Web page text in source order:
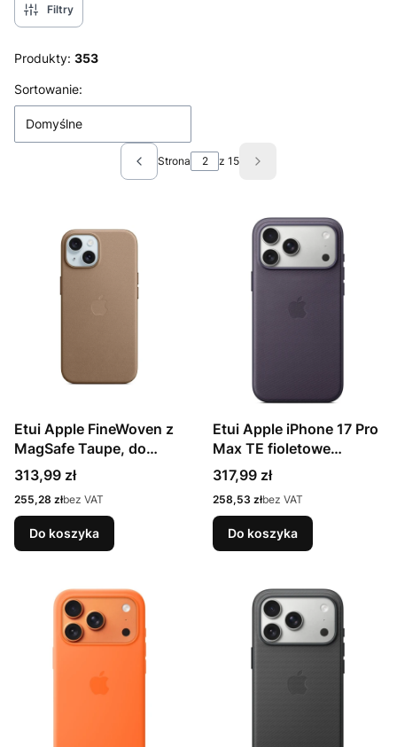
Filtry
Produkty: 353
Lista produktów
Sortowanie:
Domyślne
Poprzednie produkty
Strona z 15 Następne produkty
Etui Apple FineWoven z
MagSafe Taupe, do
iPhone 15, MT3C3ZM/A
Cena
313,99 zł
Cena
255,28 złbez VAT
Do koszyka
Etui Apple iPhone 17 Pro
Max TE fioletowe
(MGFA4ZM/A)
Cena
317,99 zł
Cena
258,53 złbez VAT
Do koszyka